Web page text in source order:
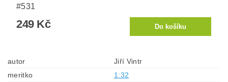
#531
249 Kč
autor
Jiří Vintr
meritko
1:32